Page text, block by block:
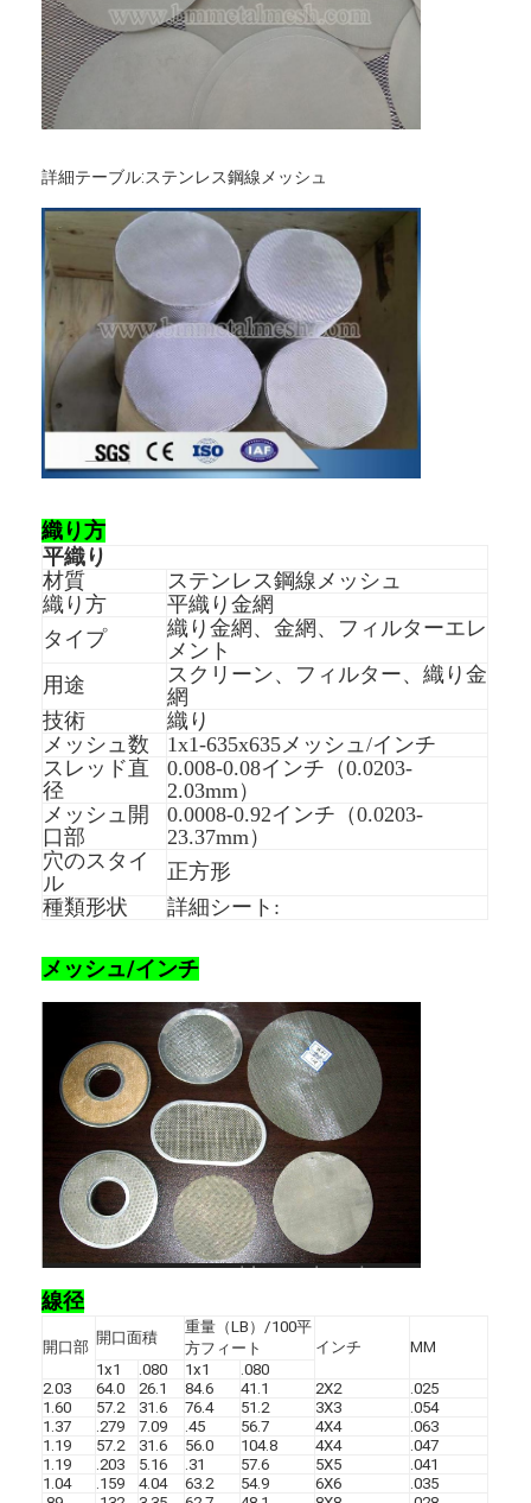
ホーム
製品
企業情報
会社案内
お問い合わせ
ニュース
今からお話し
ステンレス・スティール X テンド・メッシュ
エクストルーダーフィルタースクリーン
エクストルーダースクリーンパック
パデルコート フェンス
ニットワイヤーメッシュ
石籠
アーキテクチャメタルメッシュ
アルミニウム チェーンはえスクリーン
ジョンソン スクリーン フィルター
金属の網の塀
ミツバチの巣網
詳細テーブル:ステンレス鋼線メッシュ
織り方
平織り
材質
ステンレス鋼線メッシュ
織り方
平織り金網
タイプ
織り金網、金網、フィルターエレ
メント
用途
スクリーン、フィルター、織り金
網
技術
織り
メッシュ数
1x1-635x635メッシュ/インチ
スレッド直
径
0.008-0.08インチ（0.0203-
2.03mm）
メッシュ開
口部
0.0008-0.92インチ（0.0203-
23.37mm）
穴のスタイ
ル
正方形
種類形状
詳細シート:
メッシュ/インチ
線径
開口部
開口面積
重量（LB）/100平
方フィート
インチ
MM
1x1
.080 1x1
.080
2.03
64.0 26.1 84.6 41.1 2X2
.025
1.60
57.2 31.6 76.4 51.2 3X3
.054
1.37
.279 7.09 .45 56.7 4X4
.063
1.19
57.2 31.6 56.0 104.8 4X4
.047
1.19
.203 5.16 .31 57.6 5X5
.041
1.04
.159 4.04 63.2 54.9 6X6
.035